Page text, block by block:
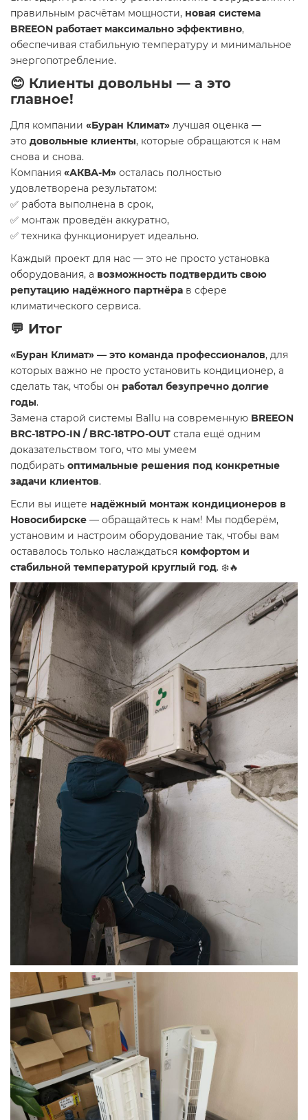
правильным расчётам мощности, новая система
BREEON работает максимально эффективно,
обеспечивая стабильную температуру и минимальное
энергопотребление.
😊 Клиенты довольны — а это
главное!
Для компании «Буран Климат» лучшая оценка —
это довольные клиенты, которые обращаются к нам
снова и снова.
Компания «АКВА-М» осталась полностью
удовлетворена результатом:
✅ работа выполнена в срок,
✅ монтаж проведён аккуратно,
✅ техника функционирует идеально.
Каждый проект для нас — это не просто установка
оборудования, а возможность подтвердить свою
репутацию надёжного партнёра в сфере
климатического сервиса.
💬 Итог
«Буран Климат» — это команда профессионалов, для
которых важно не просто установить кондиционер, а
сделать так, чтобы он работал безупречно долгие
годы.
Замена старой системы Ballu на современную BREEON
BRC-18TPO-IN / BRC-18TPO-OUT стала ещё одним
доказательством того, что мы умеем
подбирать оптимальные решения под конкретные
задачи клиентов.
Если вы ищете надёжный монтаж кондиционеров в
Новосибирске — обращайтесь к нам! Мы подберём,
установим и настроим оборудование так, чтобы вам
оставалось только наслаждаться комфортом и
стабильной температурой круглый год. ❄️🔥